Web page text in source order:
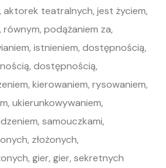
teatralnych, jest życiem,
równym, podążaniem za,
istnieniem, dostępnością,
dostępnością,
kierowaniem, rysowaniem,
ukierunkowywaniem,
samouczkami,
złożonych,
gier, gier, sekretnych